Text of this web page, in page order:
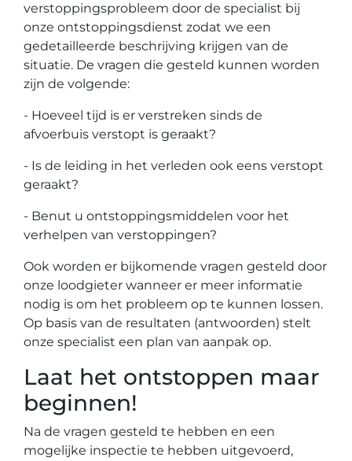
verstoppingsprobleem door de specialist bij
onze ontstoppingsdienst zodat we een
gedetailleerde beschrijving krijgen van de
situatie. De vragen die gesteld kunnen worden
zijn de volgende:
- Hoeveel tijd is er verstreken sinds de
afvoerbuis verstopt is geraakt?
- Is de leiding in het verleden ook eens verstopt
geraakt?
- Benut u ontstoppingsmiddelen voor het
verhelpen van verstoppingen?
Ook worden er bijkomende vragen gesteld door
onze loodgieter wanneer er meer informatie
nodig is om het probleem op te kunnen lossen.
Op basis van de resultaten (antwoorden) stelt
onze specialist een plan van aanpak op.
Laat het ontstoppen maar
beginnen!
Na de vragen gesteld te hebben en een
mogelijke inspectie te hebben uitgevoerd,